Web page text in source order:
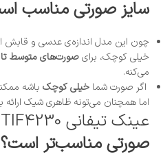
سایز صورتی مناسب
چون این مدل اندازه‌ی عدسی و قابش
خیلی کوچک، برایصورت‌های متوسط
می‌کنه.
اگر صورت شما خیلی کوچک باشه
اما همچنان می‌تونه ظاهری شیک ارائه
عینک تیفانی TIF4230
صورتی مناسب‌تر است؟